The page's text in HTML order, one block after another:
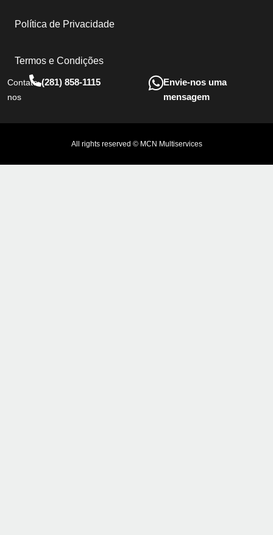
Política de Privacidade
Termos e Condições
Contate-
nos
(281) 858-1115
Envie-nos uma
mensagem
All rights reserved © MCN Multiservices